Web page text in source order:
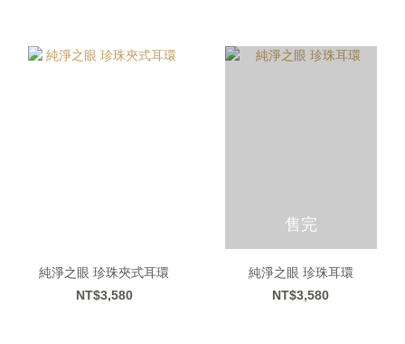
純淨之眼 珍珠夾式耳環
NT$3,580
售完
純淨之眼 珍珠耳環
NT$3,580